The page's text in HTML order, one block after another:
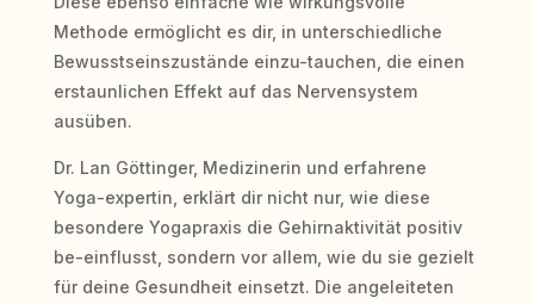
Methode ermöglicht es dir, in unterschiedliche
Bewusstseinszustände einzu-tauchen, die einen
erstaunlichen Effekt auf das Nervensystem
ausüben.
Dr. Lan Göttinger, Medizinerin und erfahrene
Yoga-expertin, erklärt dir nicht nur, wie diese
besondere Yogapraxis die Gehirnaktivität positiv
be-einflusst, sondern vor allem, wie du sie gezielt
für deine Gesundheit einsetzt. Die angeleiteten